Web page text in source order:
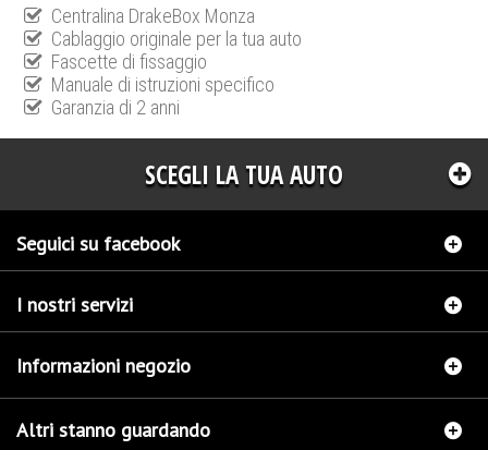
Centralina DrakeBox Monza
Cablaggio originale per la tua auto
Fascette di fissaggio
Manuale di istruzioni specifico
Garanzia di 2 anni
SCEGLI LA TUA AUTO
Seguici su facebook
I nostri servizi
Informazioni negozio
Altri stanno guardando